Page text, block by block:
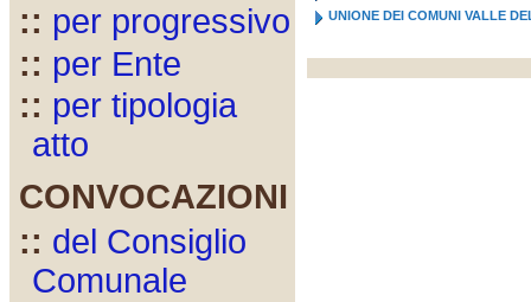
:: per progressivo
:: per Ente
:: per tipologia
atto
CONVOCAZIONI
:: del Consiglio
Comunale
UNIONE DEI COMUNI VALLE